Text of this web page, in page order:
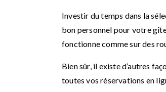
Investir du temps dans la
bon personnel pour votre
fonctionne comme sur des
Bien sûr, il existe d’autres
toutes vos réservations en